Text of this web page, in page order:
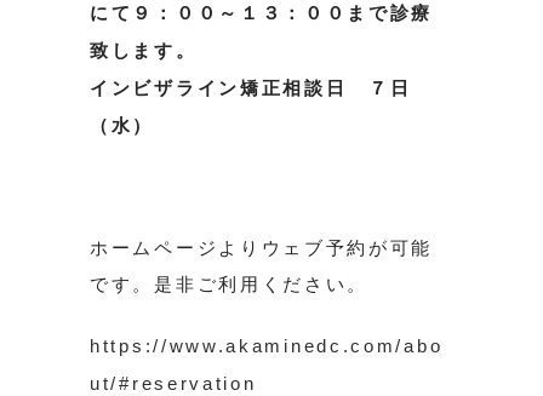
にて９：００～１３：００まで診療
致します。
インビザライン矯正相談日 ７日
（水）
ホームページよりウェブ予約が可能
です。是非ご利用ください。
https://www.akaminedc.com/abo
ut/#reservation